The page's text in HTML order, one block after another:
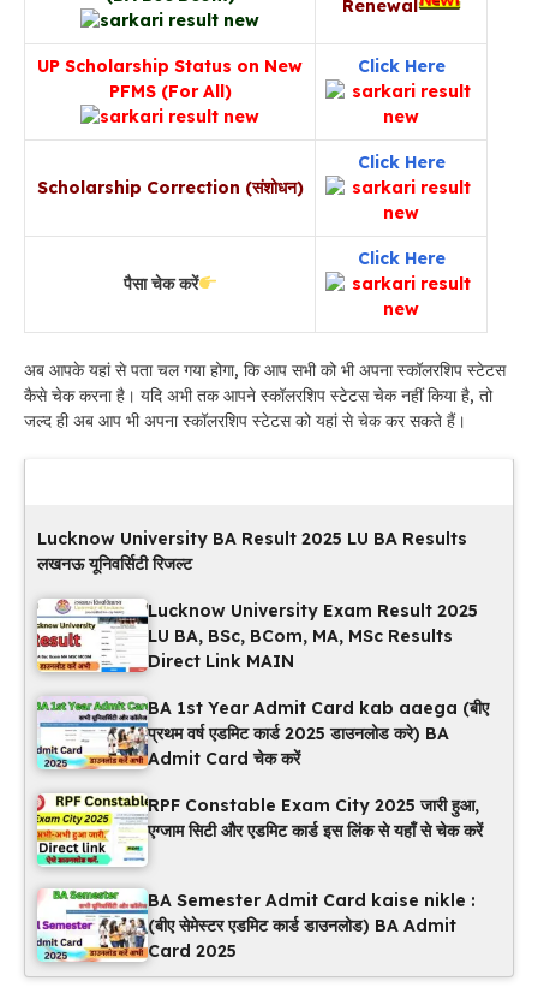
Renewal
UP Scholarship Status on New
PFMS (For All)
Click Here
Scholarship Correction (संशोधन)
Click Here
पैसा चेक करें
Click Here
अब आपके यहां से पता चल गया होगा, कि आप सभी को भी अपना स्कॉलरशिप स्टेटस
कैसे चेक करना है। यदि अभी तक आपने स्कॉलरशिप स्टेटस चेक नहीं किया है, तो
जल्द ही अब आप भी अपना स्कॉलरशिप स्टेटस को यहां से चेक कर सकते हैं।
Lucknow University BA Result 2025 LU BA Results
लखनऊ यूनिवर्सिटी रिजल्ट
Lucknow University Exam Result 2025
LU BA, BSc, BCom, MA, MSc Results
Direct Link MAIN
BA 1st Year Admit Card kab aaega (बीए
प्रथम वर्ष एडमिट कार्ड 2025 डाउनलोड करे) BA
Admit Card चेक करें
RPF Constable Exam City 2025 जारी हुआ,
एग्जाम सिटी और एडमिट कार्ड इस लिंक से यहाँ से चेक करें
BA Semester Admit Card kaise nikle :
(बीए सेमेस्टर एडमिट कार्ड डाउनलोड) BA Admit
Card 2025